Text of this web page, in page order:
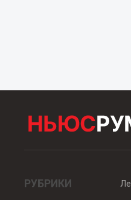
РУБРИКИ